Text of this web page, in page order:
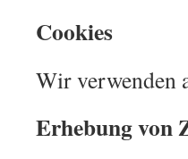
Cookies
Wir verwenden
Erhebung von